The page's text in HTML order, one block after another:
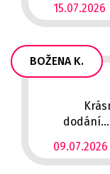
15.07.2026
BOŽENA K.
09.07.2026